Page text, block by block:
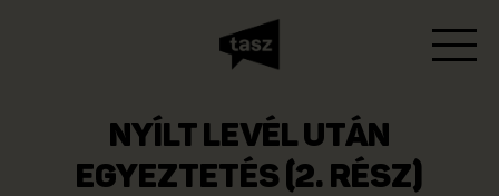
NYÍLT LEVÉL UTÁN
EGYEZTETÉS (2. RÉSZ)